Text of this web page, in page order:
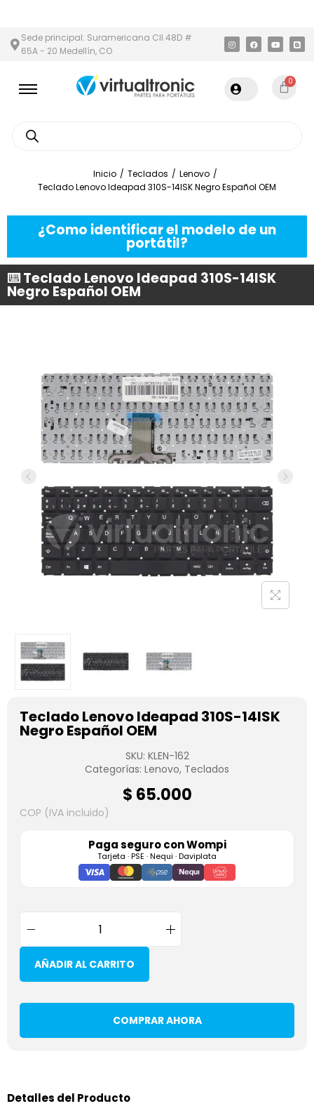
Sede principal: Suramericana Cll 48D #
65A - 20 Medellín, CO
0
Inicio / Teclados / Lenovo /
Teclado Lenovo Ideapad 310S-14ISK Negro Español OEM
¿Como identificar el modelo de un
portátil?
⌨️ Teclado Lenovo Ideapad 310S-14ISK
Negro Español OEM
Teclado Lenovo Ideapad 310S-14ISK
Negro Español OEM
SKU: KLEN-162
Categorías: Lenovo, Teclados
$ 65.000
COP (IVA incluido)
Paga seguro conWompi
Tarjeta · PSE · Nequi · Daviplata
AÑADIR AL CARRITO
COMPRAR AHORA
Detalles del Producto